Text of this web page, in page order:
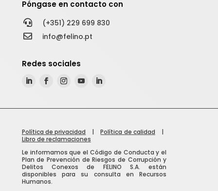
Póngase en contacto con
 (+351) 229 699 830
 info@felino.pt
Redes sociales
Política de privacidad |Política de calidad |
Libro de reclamaciones
Le informamos que el Código de Conducta y el
Plan de Prevención de Riesgos de Corrupción y
Delitos Conexos de FELINO S.A. están
disponibles para su consulta en Recursos
Humanos.